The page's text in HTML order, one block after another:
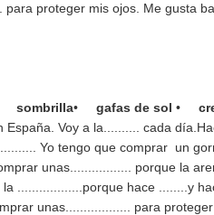
para proteger mis ojos. Me gusta
sombrilla•gafas de sol•
Voy a la.......... cada
Yo tengo que comprar un
unas................. porque la
..................porque hace ........y
unas.................. para